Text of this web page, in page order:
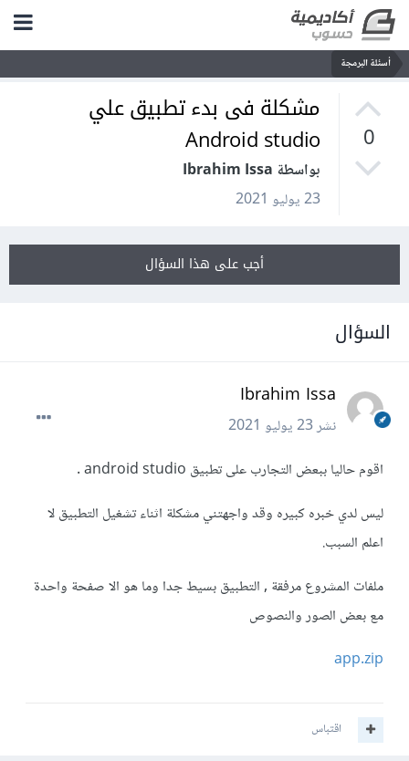
أسئلة البرمجة
0
مشكلة فى بدء تطبيق علي
Android studio
بواسطة Ibrahim Issa
23 يوليو 2021
أجب على هذا السؤال
السؤال
Ibrahim Issa
نشر23 يوليو 2021
اقوم حاليا ببعض التجارب على تطبيق android studio .
ليس لدي خبره كبيره وقد واجهتني مشكلة اثناء تشغيل التطبيق لا
اعلم السبب.
ملفات المشروع مرفقة , التطبيق بسيط جدا وما هو الا صفحة واحدة
مع بعض الصور والنصوص
app.zip
اقتباس